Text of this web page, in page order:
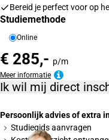
Bereid je perfect voor op
Studiemethode
Online
€ 285,- p/m
Meer informatie
Ik wil mij
Persoonlijk advies of extra
Studiegids aanvragen